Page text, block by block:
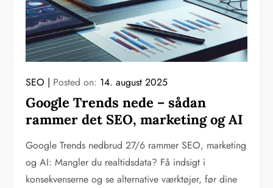
SEO Posted on: 14. august 2025
Google Trends nede – sådan
rammer det SEO, marketing og AI
Google Trends nedbrud 27/6 rammer SEO, marketing
og AI: Mangler du realtidsdata? Få indsigt i
konsekvenserne og se alternative værktøjer, før dine